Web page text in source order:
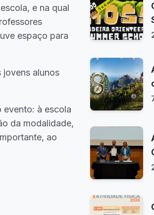
e na qual
espaço para
jovens alunos
evento: à escola
da modalidade,
ao